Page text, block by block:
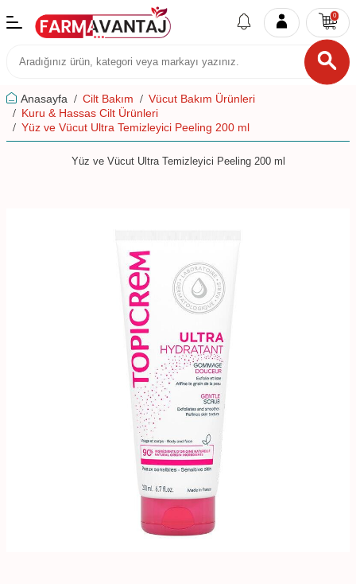
0
Anasayfa Cilt Bakım
Vücut Bakım Ürünleri
Kuru & Hassas Cilt Ürünleri
Yüz ve Vücut Ultra Temizleyici Peeling 200 ml
Yüz ve Vücut Ultra Temizleyici Peeling 200 ml